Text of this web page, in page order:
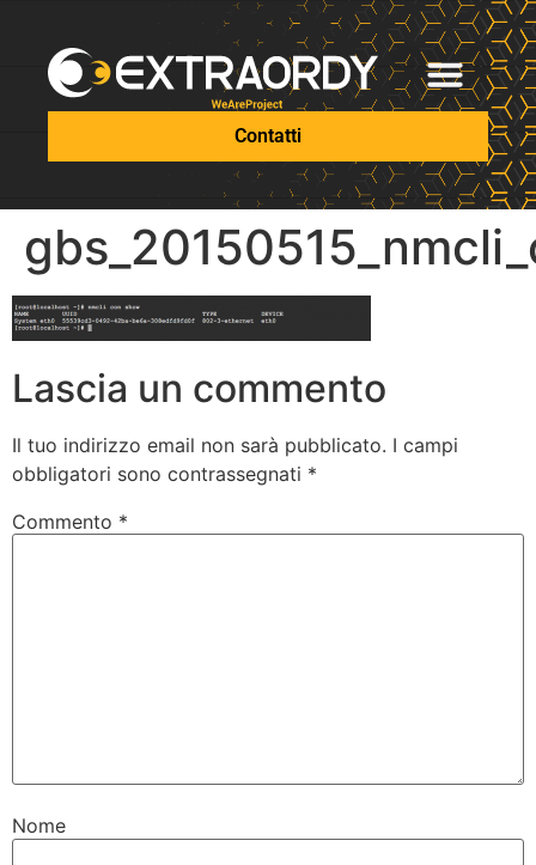
Contatti
Lascia un commento
Il tuo indirizzo email non sarà pubblicato. I campi
obbligatori sono contrassegnati *
Commento *
Nome